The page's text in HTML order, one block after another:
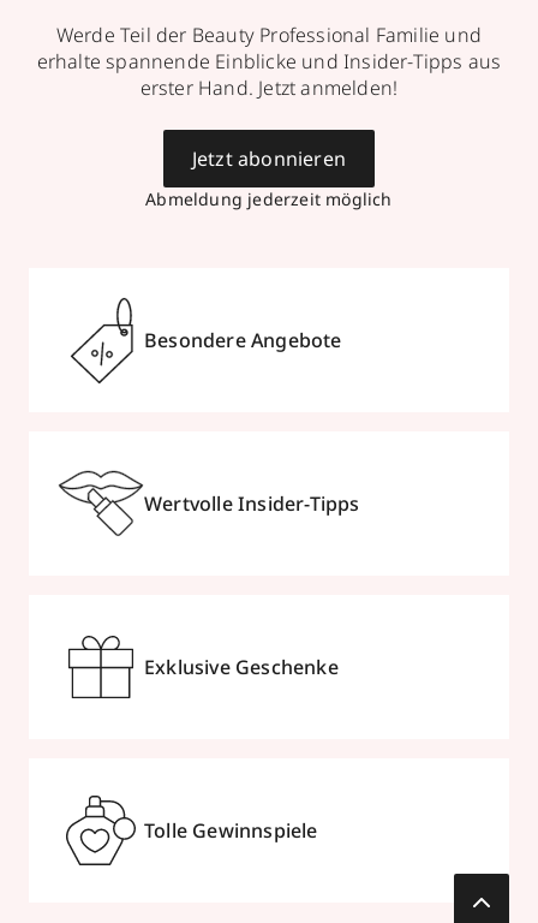
Werde Teil der Beauty Professional Familie und
erhalte spannende Einblicke und Insider-Tipps aus
erster Hand. Jetzt anmelden!
Abmeldung jederzeit möglich
Jetzt abonnieren
Besondere Angebote
Wertvolle Insider-Tipps
Exklusive Geschenke
Tolle Gewinnspiele